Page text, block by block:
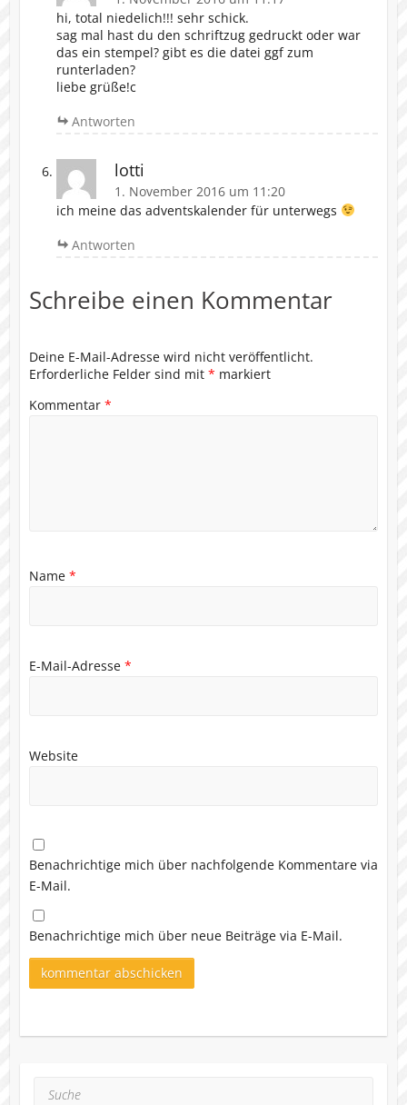
hi, total niedelich!!! sehr schick.
sag mal hast du den schriftzug gedruckt oder war
das ein stempel? gibt es die datei ggf zum
runterladen?
liebe grüße!c
Antworten
lotti
1. November 2016 um 11:20
ich meine das adventskalender für unterwegs
Antworten
Schreibe einen Kommentar
Deine E-Mail-Adresse wird nicht veröffentlicht.
Erforderliche Felder sind mit * markiert
Kommentar *
Name *
E-Mail-Adresse *
Website
Benachrichtige mich über nachfolgende Kommentare via
E-Mail.
Benachrichtige mich über neue Beiträge via E-Mail.
Suche